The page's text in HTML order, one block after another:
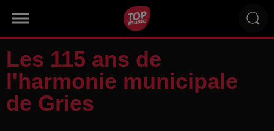
Les 115 ans de
l'harmonie municipale
de Gries